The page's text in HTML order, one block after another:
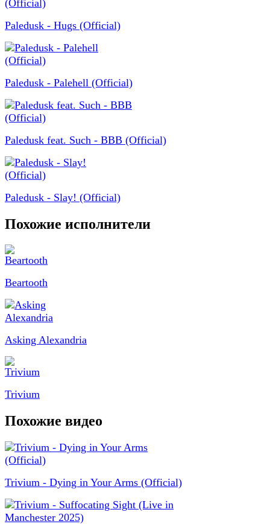
Paledusk - Hugs (Official)
Paledusk - Palehell (Official)
Paledusk feat. Such - BBB (Official)
Paledusk - Slay! (Official)
Похожие исполнители
Beartooth
Asking Alexandria
Trivium
Похожие видео
Trivium - Dying in Your Arms (Official)